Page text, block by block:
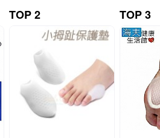
TOP 2 TOP 3